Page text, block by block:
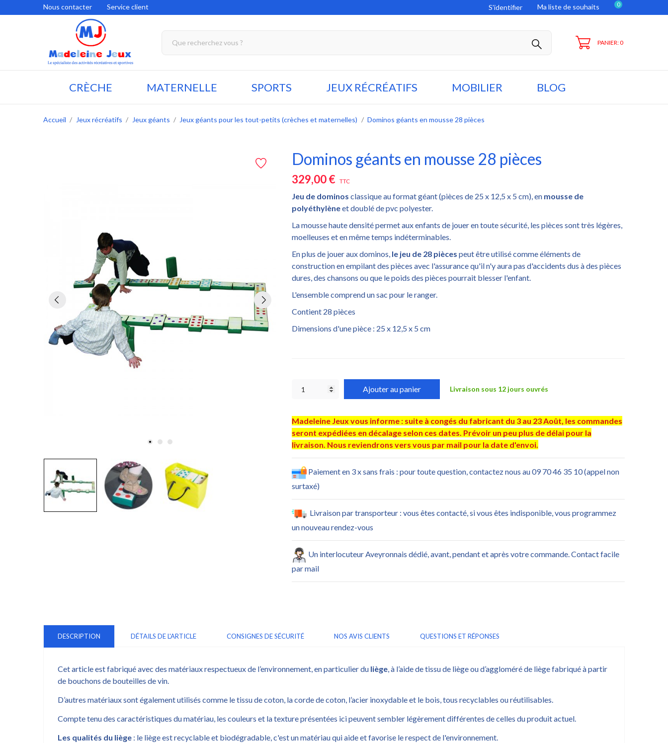
Nous contacter Service client S'identifier Ma liste de souhaits 0
PANIER: 0
CRÈCHE MATERNELLE SPORTS JEUX RÉCRÉATIFS MOBILIER BLOG
Accueil Jeux récréatifs Jeux géants Jeux géants pour les tout-petits (crèches et maternelles) Dominos géants en mousse 28 pièces
Dominos géants en mousse 28 pièces
329,00 € TTC
Jeu de dominos classique au format géant (pièces de 25 x 12,5 x 5 cm), en mousse de
polyéthylèneet doublé de pvc polyester.
La mousse haute densité permet aux enfants de jouer en toute sécurité, les pièces sont très légères,
moelleuses et en même temps indéterminables.
En plus de jouer aux dominos, le jeu de 28 pièces peut être utilisé comme éléments de
construction en empilant des pièces avec l'assurance qu'il n'y aura pas d'accidents dus à des pièces
dures, des chansons ou que le poids des pièces pourrait blesser l'enfant.
L'ensemble comprend un sac pour le ranger.
Contient 28 pièces
Dimensions d'une pièce : 25 x 12,5 x 5 cm
Ajouter au panier Livraison sous 12 jours ouvrés
Madeleine Jeux vous informe : suite à congés du fabricant du 3 au 23 Août, les commandes
seront expédiées en décalage selon ces dates. Prévoir un peu plus de délai pour la
livraison. Nous reviendrons vers vous par mail pour la date d'envoi.
Paiement en 3 x sans frais : pour toute question, contactez nous au 09 70 46 35 10 (appel non
surtaxé)
Livraison par transporteur : vous êtes contacté, si vous êtes indisponible, vous programmez
un nouveau rendez-vous
Un interlocuteur Aveyronnais dédié, avant, pendant et après votre commande. Contact facile
par mail
DESCRIPTION DÉTAILS DE L'ARTICLE CONSIGNES DE SÉCURITÉ NOS AVIS CLIENTS QUESTIONS ET RÉPONSES
Cet article est fabriqué avec des matériaux respectueux de l’environnement, en particulier du liège, à l’aide de tissu de liège ou d’aggloméré de liège fabriqué à partir
de bouchons de bouteilles de vin.
D’autres matériaux sont également utilisés comme le tissu de coton, la corde de coton, l’acier inoxydable et le bois, tous recyclables ou réutilisables.
Compte tenu des caractéristiques du matériau, les couleurs et la texture présentées ici peuvent sembler légèrement différentes de celles du produit actuel.
Les qualités du liège : le liège est recyclable et biodégradable, c'est un matériau qui aide et favorise le respect de l'environnement.